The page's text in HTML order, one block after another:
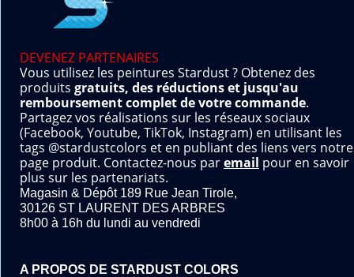
DEVENEZ PARTENAIRES
Vous utilisez les peintures Stardust ? Obtenez des
produits gratuits, des réductions et jusqu'au
remboursement complet de votre commande.
Partagez vos réalisations sur les réseaux sociaux
(Facebook, Youtube, TikTok, Instagram) en utilisant les
tags @stardustcolors et en publiant des liens vers notre
page produit. Contactez-nous paremail pour en savoir
plus sur les partenariats.
Magasin & Dépôt 189 Rue Jean Tirole,
30126 ST LAURENT DES ARBRES
8h00 à 16h du lundi au vendredi
A PROPOS DE STARDUST COLORS